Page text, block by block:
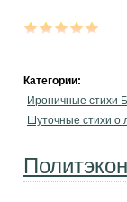
Категории:
Ироничные стихи
Шуточные стихи о